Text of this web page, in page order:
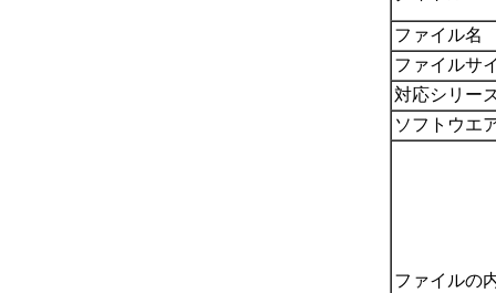
ファイル名
ファイルサ
対応シリー
ソフトウエ
ファイルの